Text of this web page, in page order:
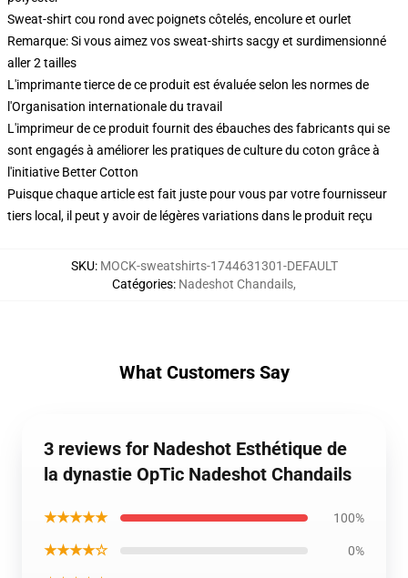
Sweat-shirt cou rond avec poignets côtelés, encolure et ourlet
Remarque: Si vous aimez vos sweat-shirts sacgy et surdimensionné
aller 2 tailles
L'imprimante tierce de ce produit est évaluée selon les normes de
l'Organisation internationale du travail
L'imprimeur de ce produit fournit des ébauches des fabricants qui se
sont engagés à améliorer les pratiques de culture du coton grâce à
l'initiative Better Cotton
Puisque chaque article est fait juste pour vous par votre fournisseur
tiers local, il peut y avoir de légères variations dans le produit reçu
SKU: MOCK-sweatshirts-1744631301-DEFAULT
Catégories: Nadeshot Chandails,
What Customers Say
3 reviews for Nadeshot Esthétique de
la dynastie OpTic Nadeshot Chandails
★★★★★ 100%
★★★★☆ 0%